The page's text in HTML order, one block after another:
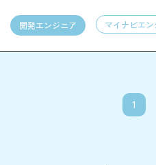
開発エンジニア マイナビエ
1